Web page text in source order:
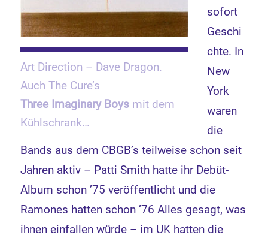
Art Direction – Dave Dragon.
Auch The Cure’s
Three Imaginary Boys mit dem
Kühlschrank…
sofort
Geschi
chte. In
New
York
waren
die
Bands aus dem CBGB’s teilweise schon seit
Jahren aktiv – Patti Smith hatte ihr Debüt-
Album schon ’75 veröffentlicht und die
Ramones hatten schon ’76 Alles gesagt, was
ihnen einfallen würde – im UK hatten die